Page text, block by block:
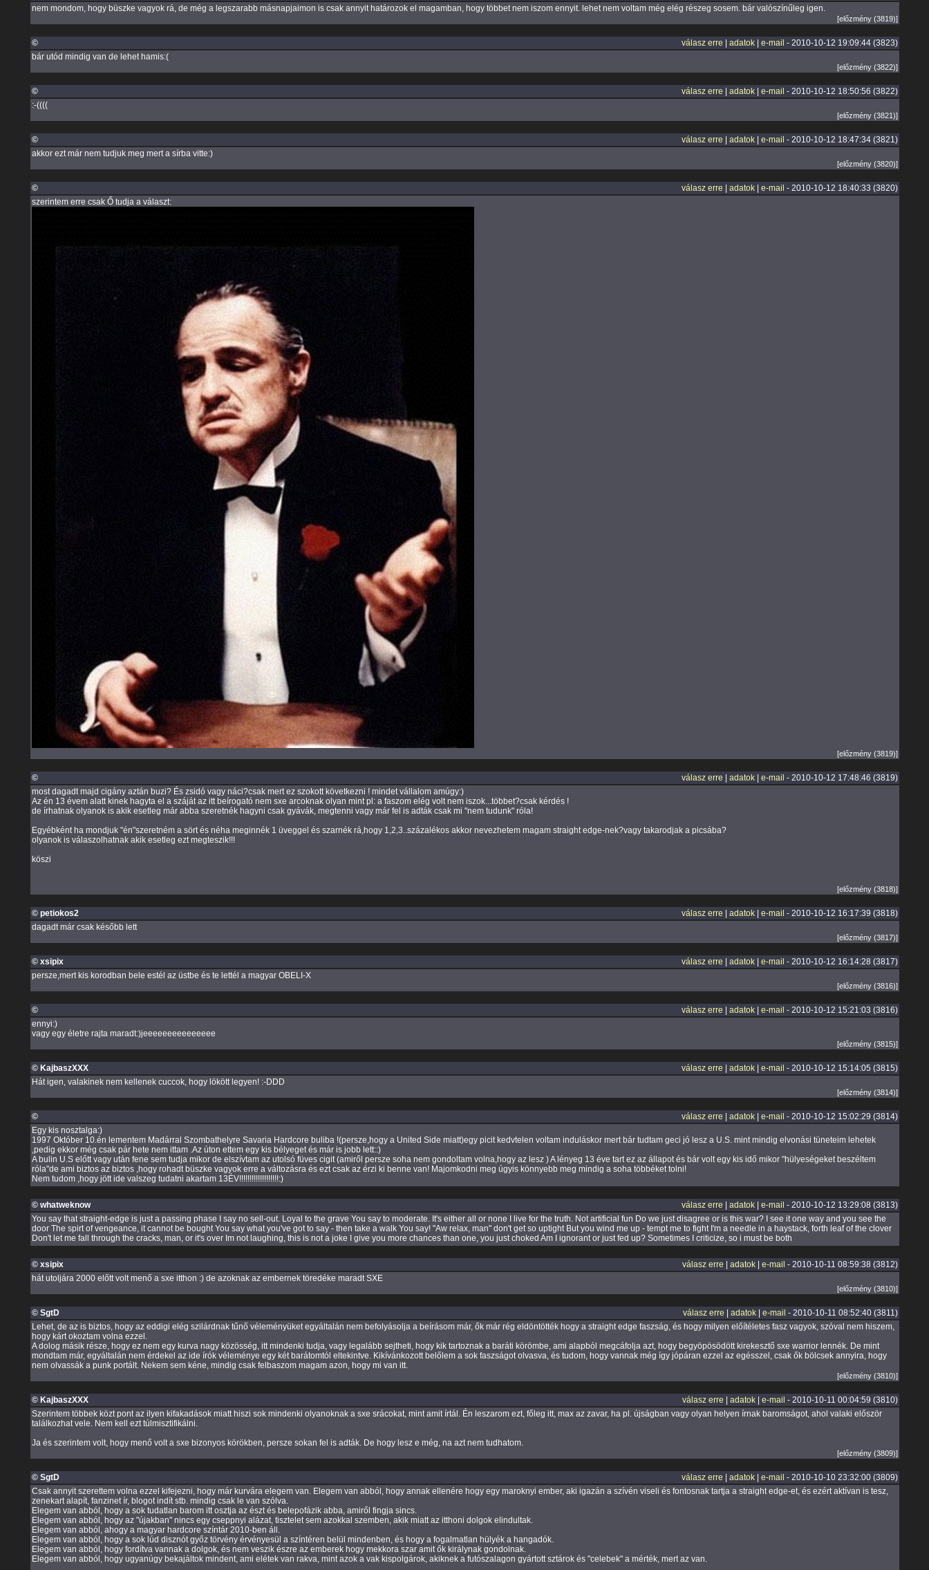
nem mondom, hogy büszke vagyok rá, de még a legszarabb másnapjaimon is csak annyit határozok el magamban, hogy többet nem iszom ennyit. lehet nem voltam még elég részeg sosem. bár valószínűleg igen.
[előzmény (3819)]
© válasz erre adatok| e-mail - 2010-10-12 19:09:44 (3823)
bár utód mindig van de lehet hamis:(
[előzmény (3822)]
© válasz erre adatok| e-mail - 2010-10-12 18:50:56 (3822)
:-((((
[előzmény (3821)]
© válasz erre adatok| e-mail - 2010-10-12 18:47:34 (3821)
akkor ezt már nem tudjuk meg mert a sírba vitte:)
[előzmény (3820)]
© válasz erre adatok| e-mail - 2010-10-12 18:40:33 (3820)
szerintem erre csak Ő tudja a választ:
[előzmény (3819)]
© válasz erre adatok| e-mail - 2010-10-12 17:48:46 (3819)
most dagadt majd cigány aztán buzi? És zsidó vagy náci?csak mert ez szokott következni ! mindet vállalom amúgy:)
Az én 13 évem alatt kinek hagyta el a száját az itt beírogató nem sxe arcoknak olyan mint pl: a faszom elég volt nem iszok...többet?csak kérdés !
de írhatnak olyanok is akik esetleg már abba szeretnék hagyni csak gyávák, megtenni vagy már fel is adták csak mi "nem tudunk" róla!
Egyébként ha mondjuk "én"szeretném a sört és néha meginnék 1 üveggel és szarnék rá,hogy 1,2,3..százalékos akkor nevezhetem magam straight edge-nek?vagy takarodjak a picsába?
olyanok is válaszolhatnak akik esetleg ezt megteszik!!!
köszi
[előzmény (3818)]
© petiokos2 válasz erre adatok| e-mail - 2010-10-12 16:17:39 (3818)
dagadt már csak később lett
[előzmény (3817)]
© xsipix válasz erre adatok| e-mail - 2010-10-12 16:14:28 (3817)
persze,mert kis korodban bele estél az üstbe és te lettél a magyar OBELI-X
[előzmény (3816)]
© válasz erre adatok| e-mail - 2010-10-12 15:21:03 (3816)
ennyi:)
vagy egy életre rajta maradt:)jeeeeeeeeeeeeeee
[előzmény (3815)]
© KajbaszXXX válasz erre adatok| e-mail - 2010-10-12 15:14:05 (3815)
Hát igen, valakinek nem kellenek cuccok, hogy lökött legyen! :-DDD
[előzmény (3814)]
© válasz erre adatok| e-mail - 2010-10-12 15:02:29 (3814)
Egy kis nosztalga:)
1997 Október 10.én lementem Madárral Szombathelyre Savaria Hardcore buliba !(persze,hogy a United Side miatt)egy picit kedvtelen voltam induláskor mert bár tudtam geci jó lesz a U.S. mint mindig elvonási tüneteim lehetek
,pedig ekkor még csak pár hete nem ittam .Az úton ettem egy kis bélyeget és már is jobb lett::)
A bulin U.S előtt vagy után fene sem tudja mikor de elszívtam az utolsó füves cigit (amiről persze soha nem gondoltam volna,hogy az lesz ) A lényeg 13 éve tart ez az állapot és bár volt egy kis idő mikor "hülyeségeket beszéltem
róla"de ami biztos az biztos ,hogy rohadt büszke vagyok erre a változásra és ezt csak az érzi ki benne van! Majomkodni meg úgyis könnyebb meg mindig a soha többéket tolni!
Nem tudom ,hogy jött ide valszeg tudatni akartam 13ÉV!!!!!!!!!!!!!!!!!!!:)
© whatweknow válasz erre adatok| e-mail - 2010-10-12 13:29:08 (3813)
You say that straight-edge is just a passing phase I say no sell-out. Loyal to the grave You say to moderate. It's either all or none I live for the truth. Not artificial fun Do we just disagree or is this war? I see it one way and you see the
door The spirt of vengeance, it cannot be bought You say what you've got to say - then take a walk You say! "Aw relax, man" don't get so uptight But you wind me up - tempt me to fight I'm a needle in a haystack, forth leaf of the clover
Don't let me fall through the cracks, man, or it's over Im not laughing, this is not a joke I give you more chances than one, you just choked Am I ignorant or just fed up? Sometimes I criticize, so i must be both
© xsipix válasz erre adatok| e-mail - 2010-10-11 08:59:38 (3812)
hát utoljára 2000 előtt volt menő a sxe itthon :) de azoknak az embernek töredéke maradt SXE
[előzmény (3810)]
© SgtD válasz erre adatok| e-mail - 2010-10-11 08:52:40 (3811)
Lehet, de az is biztos, hogy az eddigi elég szilárdnak tűnő véleményüket egyáltalán nem befolyásolja a beírásom már, ők már rég eldöntötték hogy a straight edge faszság, és hogy milyen előítéletes fasz vagyok, szóval nem hiszem,
hogy kárt okoztam volna ezzel.
A dolog másik része, hogy ez nem egy kurva nagy közösség, itt mindenki tudja, vagy legalább sejtheti, hogy kik tartoznak a baráti körömbe, ami alapból megcáfolja azt, hogy begyöpösödött kirekesztő sxe warrior lennék. De mint
mondtam már, egyáltalán nem érdekel az ide írók véleménye egy két barátomtól eltekintve. Kikívánkozott belőlem a sok faszságot olvasva, és tudom, hogy vannak még így jópáran ezzel az egésszel, csak ők bölcsek annyira, hogy
nem olvassák a punk portált. Nekem sem kéne, mindig csak felbaszom magam azon, hogy mi van itt.
[előzmény (3810)]
© KajbaszXXX válasz erre adatok| e-mail - 2010-10-11 00:04:59 (3810)
Szerintem többek közt pont az ilyen kifakadások miatt hiszi sok mindenki olyanoknak a sxe srácokat, mint amit írtál. Én leszarom ezt, főleg itt, max az zavar, ha pl. újságban vagy olyan helyen írnak baromságot, ahol valaki először
találkozhat vele. Nem kell ezt túlmisztifikálni.
Ja és szerintem volt, hogy menő volt a sxe bizonyos körökben, persze sokan fel is adták. De hogy lesz e még, na azt nem tudhatom.
[előzmény (3809)]
© SgtD válasz erre adatok| e-mail - 2010-10-10 23:32:00 (3809)
Csak annyit szerettem volna ezzel kifejezni, hogy már kurvára elegem van. Elegem van abból, hogy annak ellenére hogy egy maroknyi ember, aki igazán a szívén viseli és fontosnak tartja a straight edge-et, és ezért aktívan is tesz,
zenekart alapít, fanzinet ír, blogot indít stb. mindig csak le van szólva.
Elegem van abból, hogy a sok tudatlan barom itt osztja az észt és belepofázik abba, amiről fingja sincs.
Elegem van abból, hogy az "újakban" nincs egy cseppnyi alázat, tisztelet sem azokkal szemben, akik miatt az itthoni dolgok elindultak.
Elegem van abból, ahogy a magyar hardcore színtár 2010-ben áll.
Elegem van abból, hogy a sok lúd disznót győz törvény érvényesül a színtéren belül mindenben, és hogy a fogalmatlan hülyék a hangadók.
Elegem van abból, hogy fordítva vannak a dolgok, és nem veszik észre az emberek hogy mekkora szar amit ők királynak gondolnak.
Elegem van abból, hogy ugyanúgy bekajáltok mindent, ami elétek van rakva, mint azok a vak kispolgárok, akiknek a futószalagon gyártott sztárok és "celebek" a mérték, mert az van.